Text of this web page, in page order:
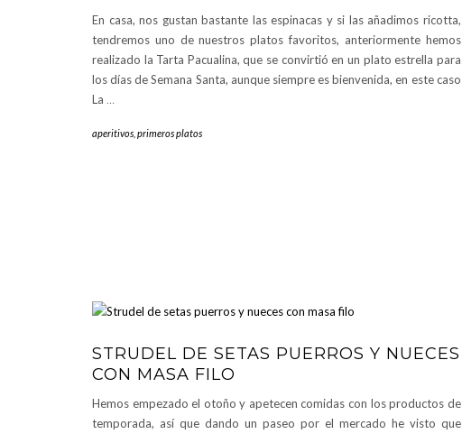
En casa, nos gustan bastante las espinacas y si las añadimos ricotta,
tendremos uno de nuestros platos favoritos, anteriormente hemos
realizado la Tarta Pacualina, que se convirtió en un plato estrella para
los días de Semana Santa, aunque siempre es bienvenida, en este caso
La …
aperitivos primeros platos
STRUDEL DE SETAS PUERROS Y NUECES
CON MASA FILO
Hemos empezado el otoño y apetecen comidas con los productos de
temporada, así que dando un paseo por el mercado he visto que